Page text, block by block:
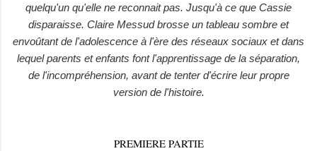
quelqu'un qu'elle ne reconnait pas. Jusqu'à ce que Cassie
disparaisse. Claire Messud brosse un tableau sombre et
envoûtant de l'adolescence à l'ère des réseaux sociaux et dans
lequel parents et enfants font l'apprentissage de la séparation,
de l'incompréhension, avant de tenter d'écrire leur propre
version de l'histoire.
PREMIERE PARTIE